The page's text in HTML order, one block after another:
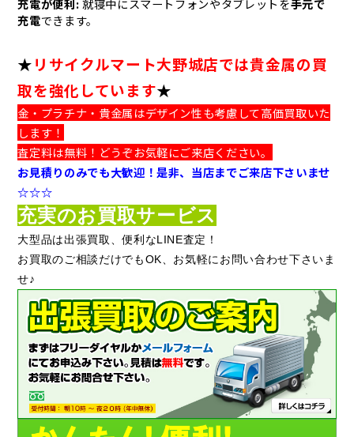
充電が便利:就寝中にスマートフォンやタブレットを手元で
充電できます。
★リサイクルマート大野城店では貴金属の買
取を強化しています★
金・プラチナ・貴金属はデザイン性も考慮して高価買取いた
します！
査定料は無料！どうぞお気軽にご来店ください。
お見積りのみでも大歓迎！是非、当店までご来店下さいませ
☆☆☆
充実のお買取サービス
大型品は出張買取、便利なLINE査定！
お買取のご相談だけでもOK、お気軽にお問い合わせ下さいま
せ♪